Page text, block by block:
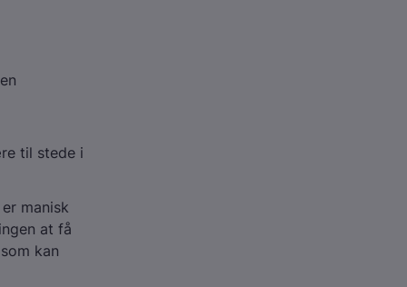
til stede i
manisk
at få
kan